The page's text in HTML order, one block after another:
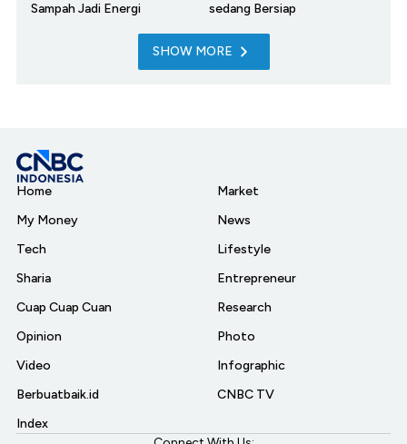
Sampah Jadi Energi
sedang Bersiap
SHOW MORE
Home
My Money
Tech
Sharia
Cuap Cuap Cuan
Opinion
Video
Berbuatbaik.id
Index
Market
News
Lifestyle
Entrepreneur
Research
Photo
Infographic
CNBC TV